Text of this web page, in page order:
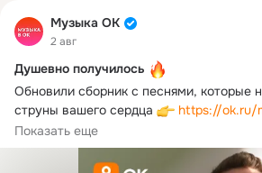
Музыка ОК
2 авг
Душевно получилось
Обновили сборник с песнями, которые
струны вашего сердца
https://ok.ru/
Слушайте новинки шансона прямо в ОК!
Показать еще